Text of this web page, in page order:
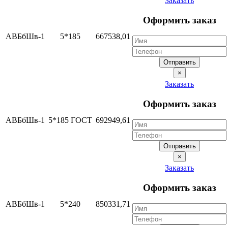
АВБбШв-1 5*185 667538,01
Оформить заказ
Отправить
×
АВБбШв-1 5*185 ГОСТ 692949,61
Заказать
Оформить заказ
Отправить
×
АВБбШв-1 5*240 850331,71
Заказать
Оформить заказ